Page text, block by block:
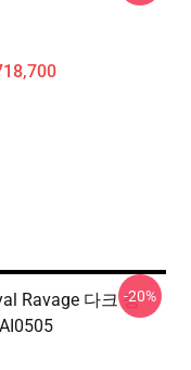
Ravage 다크 윙-20%